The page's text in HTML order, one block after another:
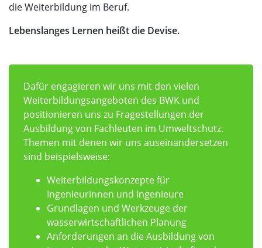
die Weiterbildung im Beruf.
Lebenslanges Lernen heißt die Devise.
Dafür engagieren wir uns mit den vielen
Weiterbildungsangeboten des BWK und
positionieren uns zu Fragestellungen der
Ausbildung von Fachleuten im Umweltschutz.
Themen mit denen wir uns auseinandersetzen
sind beispielsweise:
Weiterbildungskonzepte für
Ingenieurinnen und Ingenieure
Grundlagen und Werkzeuge der
wasserwirtschaftlichen Planung
Anforderungen an die Ausbildung von